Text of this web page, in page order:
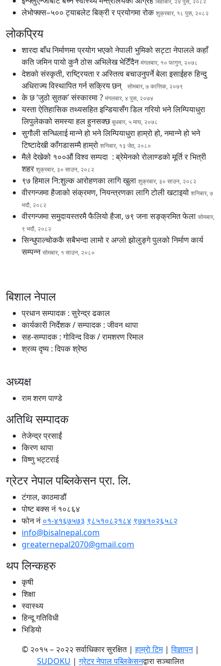
लेभोफ्क्स–५०० ट्याबलेट बिक्री र प्रयोगमा रोकशुक्रबार, १८ पुस, २०८२
लोकप्रिय
शारदा बाँध निर्माणमा प्रयोग भएको नेपाली भुमिको सट्टा नेपालले कहाँ
कति जमिन पायो कुनै ठोस अभिलेख भेटिँदैनमंगलबार, १० फागुन, २०७८
देशको संस्कृती, राष्ट्रियता र अस्तित्व बचाउनुपर्ने बेला इसाईहरु हिन्दु
अधिराज्य विस्थापित गर्न सक्रिय छन्
सोमबार, ७ कात्तिक, २०७९
के छ ‘जुठो सुतक’ संस्कारमा ? मंगलबार, ४ पुस, २०७४
यस्ता ऐतिहासिक तथ्यसहित इन्डियासँग डिल गरियो भने लिम्पियाधुरा
लिपुलेकको समस्या हल हुनसक्छबुधबार, ५ माघ, २०७८
सुगौली सन्धिलाई मान्ने हो भने लिम्पियाधुरा हाम्रो हो, नमान्ने हो भने
टिष्टादेखी काँगडासम्मै हाम्रो शनिबार, १३ जेठ, २०८०
मैले देखेको १००औं विश्व सम्पदा : ब्रेमेनको रोलाण्डको मूर्ति र भित्री
शहर शुक्रबार, ३० साउन, २०८२
९७ हिमाल नि:शुल्क आरोहणका लागि खुला शुक्रबार, ३० साउन, २०८२
वीरगन्जमा हैजाको संक्रमण, नियन्त्रणका लागि टोली खटाइयो शनिबार, ७
भदौ, २०८२
वीरगन्जमा समुदायस्तरमै फैलियो हैजा, ७९ जना सङ्क्रमित फेला सोमबार,
९ भदौ, २०८२
सिन्धुपाल्चोककै सबैभन्दा लामो र अग्लो झोलुङ्गे पुलको निर्माण कार्य
सम्पन्नसोमबार, १ साउन, २०८०
बिशाल नेपाल
प्रधान सम्पादक : सुरेन्द्र ढकाल
कार्यकारी निर्देशक / सम्पादक : जीवन थापा
सह-सम्पादक : गोविन्द विक / रामशरण रिमाल
श्रव्य दृष्य : दिपक श्रेष्ठ
अध्यक्ष
राम शरण पाण्डे
अतिथि सम्पादक
तेजेन्द्र प्रसाईं
किरण थापा
विष्णु भट्टराई
ग्रेटर नेपाल पब्लिकेसन प्रा. लि.
टंगाल, काठमाडौं
पोष्ट बक्स नं १०८६४
फोन नं०१-४१६७५७३ ९८५१०८२१८४ ९७४१०२६५८२
info@bisalnepal.com
greaternepal2070@gmail.com
थप लिन्कहरु
कृषी
शिक्षा
स्वास्थ्य
हिन्दू गतिविधी
भिडियो
© २०१५ – २०२२ सर्वाधिकार सुरक्षित |हाम्राे टिम|विज्ञापन|
SUDOKU |ग्रेटर नेपाल पब्लिकेसनद्वारा सञ्चालित